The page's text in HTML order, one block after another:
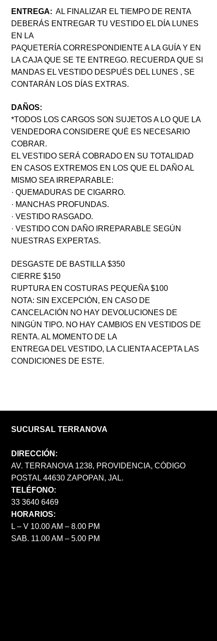
ENTREGA: AL FINALIZAR EL TIEMPO DE RENTA
DEBERÁS ENTREGAR TU VESTIDO EL DÍA LUNES
EN LA
PAQUETERÍA CORRESPONDIENTE A LA GUÍA Y EN
LA CAJA QUE SE TE ENTREGO. RECUERDA QUE SI
MANDAS EL VESTIDO DESPUÉS DEL LUNES , SE
CONTARÁN LOS DÍAS EXTRAS.
DAÑOS:
*TODOS LOS CARGOS SON SUJETOS A LO QUE LA
VENDEDORA CONSIDERE QUÉ ES NECESARIO
COBRAR.
EL VESTIDO SERÁ COBRADO EN SU TOTALIDAD
EN CASOS EXTREMOS EN LOS QUE EL DAÑO AL
MISMO SEA IRREPARABLE:
· QUEMADURAS DE CIGARRO.
· MANCHAS PROFUNDAS.
· VESTIDO RASGADO.
· VESTIDO CON DAÑO IRREPARABLE SEGÚN
NUESTRAS EXPERTAS.
DESGASTE DE BASTILLA $350
CIERRE $150
RUPTURA EN COSTURAS PEQUEÑA $100
NOTA: SIN EXCEPCIÓN, EN CASO DE
CANCELACIÓN NO HAY DEVOLUCIONES DE
NINGÚN TIPO. NO HAY CAMBIOS EN VESTIDOS DE
RENTA. AL MOMENTO DE LA
ENTREGA DEL VESTIDO, LA CLIENTA ACEPTA LAS
CONDICIONES DE ESTE.
SUCURSAL TERRANOVA
DIRECCIÓN:
AV. TERRANOVA 1238, PROVIDENCIA, CÓDIGO
POSTAL 44630 ZAPOPAN, JAL.
TELÉFONO:
33 3640 6469
HORARIOS:
L – V 10.00 AM – 8.00 PM
SAB. 11.00 AM – 5.00 PM